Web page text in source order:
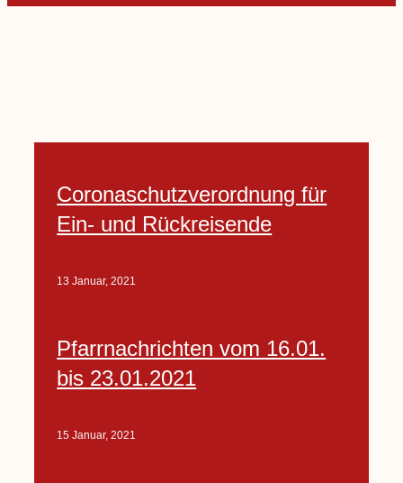
Coronaschutzverordnung für
Ein- und Rückreisende
13 Januar, 2021
Pfarrnachrichten vom 16.01.
bis 23.01.2021
15 Januar, 2021